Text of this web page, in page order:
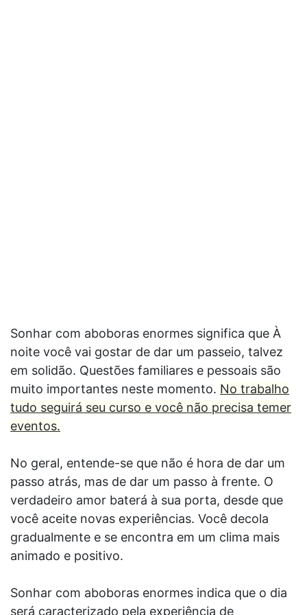
Sonhar com aboboras enormes significa que À
noite você vai gostar de dar um passeio, talvez
em solidão. Questões familiares e pessoais são
muito importantes neste momento. No trabalho
tudo seguirá seu curso e você não precisa temer
eventos.
No geral, entende-se que não é hora de dar um
passo atrás, mas de dar um passo à frente. O
verdadeiro amor baterá à sua porta, desde que
você aceite novas experiências. Você decola
gradualmente e se encontra em um clima mais
animado e positivo.
Sonhar com aboboras enormes indica que o dia
será caracterizado pela experiência de